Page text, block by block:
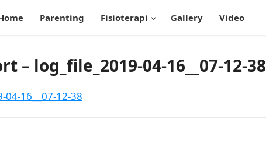
Parenting Fisioterapi Gallery Video
– log_file_2019-04-16__07-12-38
04-16__07-12-38